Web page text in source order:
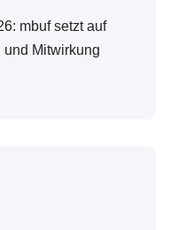
mbuf setzt auf
und Mitwirkung